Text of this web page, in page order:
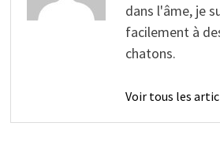
dans l'âme, je
facilement à
chatons.
Voir tous les